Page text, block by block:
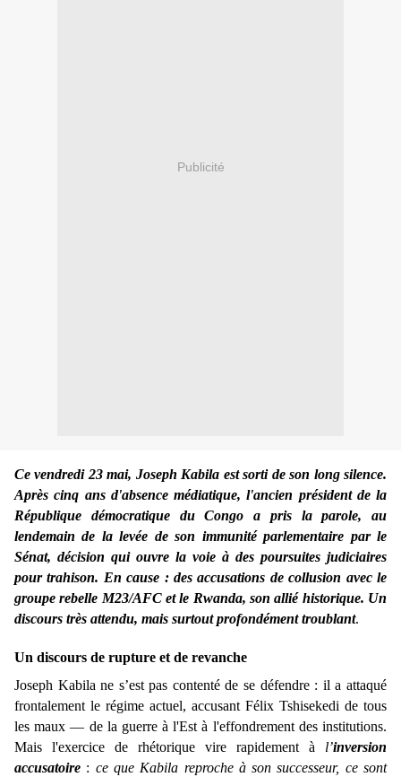
Publicité
Ce vendredi 23 mai, Joseph Kabila est sorti de son long silence.
Après cinq ans d'absence médiatique, l'ancien président de la
République démocratique du Congo a pris la parole, au
lendemain de la levée de son immunité parlementaire par le
Sénat, décision qui ouvre la voie à des poursuites judiciaires
pour trahison. En cause : des accusations de collusion avec le
groupe rebelle M23/AFC et le Rwanda, son allié historique. Un
discours très attendu, mais surtout profondément troublant.
Un discours de rupture et de revanche
Joseph Kabila ne s’est pas contenté de se défendre : il a attaqué
frontalement le régime actuel, accusant Félix Tshisekedi de tous
les maux — de la guerre à l'Est à l'effondrement des institutions.
Mais l'exercice de rhétorique vire rapidement à l’inversion
accusatoire : ce que Kabila reproche à son successeur, ce sont